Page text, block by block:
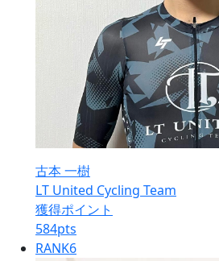
古本 一樹
LT United Cycling Team
獲得ポイント
584pts
RANK6